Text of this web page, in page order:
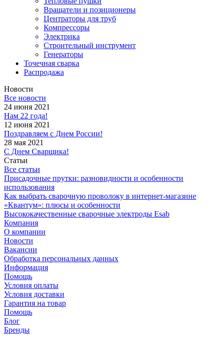
Вращатели и позиционеры
Центраторы для труб
Компрессоры
Электрика
Строительный инструмент
Генераторы
Точечная сварка
Распродажа
Новости
Все новости
24 июня 2021
Нам 22 года!
12 июня 2021
Поздравляем с Днем России!
28 мая 2021
С Днем Сварщика!
Статьи
Все статьи
Присадочные прутки: разновидности и особенности
использования
Как выбрать сварочную проволоку в интернет-магазине
«Квантум»: плюсы и особенности
Высококачественные сварочные электроды Esab
Компания
О компании
Новости
Вакансии
Обработка персональных данных
Информация
Помощь
Условия оплаты
Условия доставки
Гарантия на товар
Помощь
Блог
Бренды